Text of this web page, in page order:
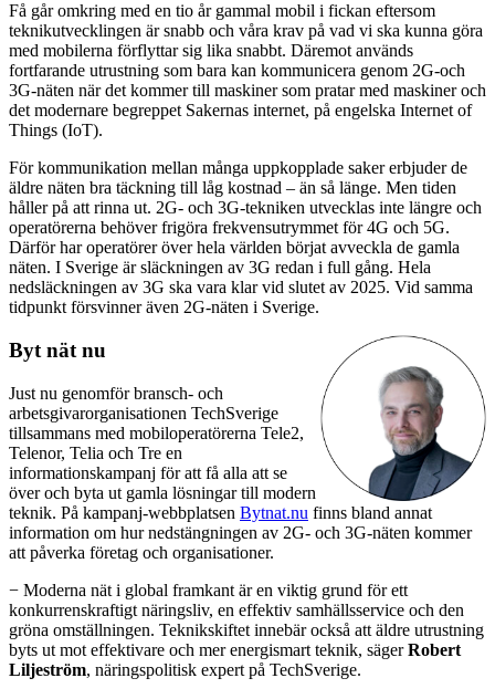
Få går omkring med en tio år gammal mobil i fickan eftersom
teknikutvecklingen är snabb och våra krav på vad vi ska kunna göra
med mobilerna förflyttar sig lika snabbt. Däremot används
fortfarande utrustning som bara kan kommunicera genom 2G-och
3G-näten när det kommer till maskiner som pratar med maskiner och
det modernare begreppet Sakernas internet, på engelska Internet of
Things (IoT).
För kommunikation mellan många uppkopplade saker erbjuder de
äldre näten bra täckning till låg kostnad – än så länge. Men tiden
håller på att rinna ut. 2G- och 3G-tekniken utvecklas inte längre och
operatörerna behöver frigöra frekvensutrymmet för 4G och 5G.
Därför har operatörer över hela världen börjat avveckla de gamla
näten. I Sverige är släckningen av 3G redan i full gång. Hela
nedsläckningen av 3G ska vara klar vid slutet av 2025. Vid samma
tidpunkt försvinner även 2G-näten i Sverige.
Byt nät nu
Just nu genomför bransch- och
arbetsgivarorganisationen TechSverige
tillsammans med mobiloperatörerna Tele2,
Telenor, Telia och Tre en
informationskampanj för att få alla att se
över och byta ut gamla lösningar till modern
teknik. På kampanj-webbplatsen Bytnat.nu finns bland annat
information om hur nedstängningen av 2G- och 3G-näten kommer
att påverka företag och organisationer.
− Moderna nät i global framkant är en viktig grund för ett
konkurrenskraftigt näringsliv, en effektiv samhällsservice och den
gröna omställningen. Teknikskiftet innebär också att äldre utrustning
byts ut mot effektivare och mer energismart teknik, sägerRobert
Liljeström, näringspolitisk expert på TechSverige.